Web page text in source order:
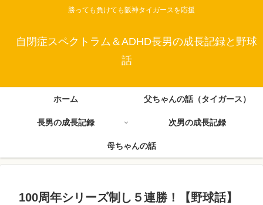
勝っても負けても阪神タイガースを応援
自閉症スペクトラム＆ADHD長男の成長記録と野球
話
ホーム 父ちゃんの話（タイガース）
長男の成長記録 次男の成長記録
母ちゃんの話
100周年シリーズ制し５連勝！【野球話】